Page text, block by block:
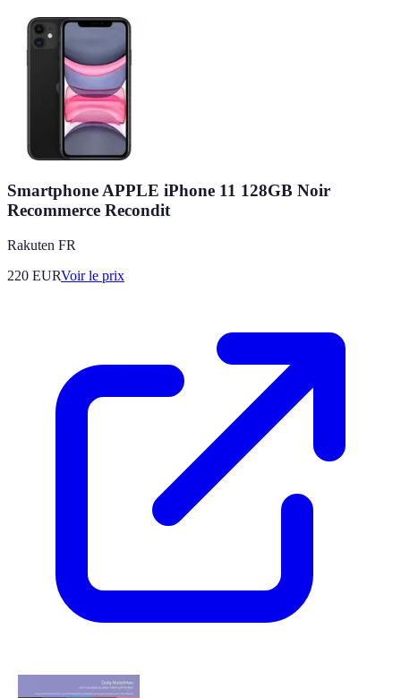
Smartphone APPLE iPhone 11 128GB Noir
Recommerce Recondit
Rakuten FR
220 EURVoir le prix